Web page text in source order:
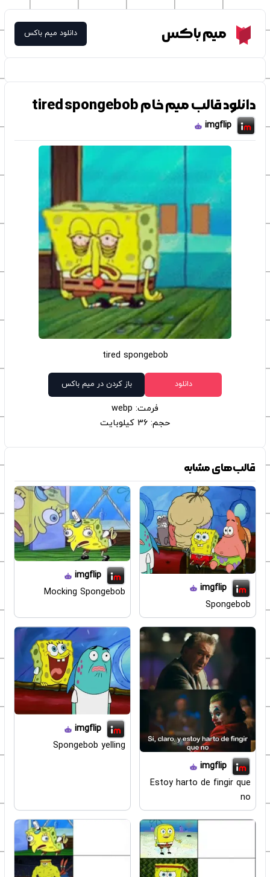
Meme Boxمیم باکس دانلود میم باکس
دانلود قالب میم خام tired spongebob
imgflip
tired spongebob
دانلود باز کردن در میم باکس
فرمت: webp
حجم: 36 کیلوبایت
قالب‌های مشابه
imgflip
Spongebob
imgflip
Mocking Spongebob
imgflip
Estoy harto de fingir que
no
imgflip
Spongebob yelling